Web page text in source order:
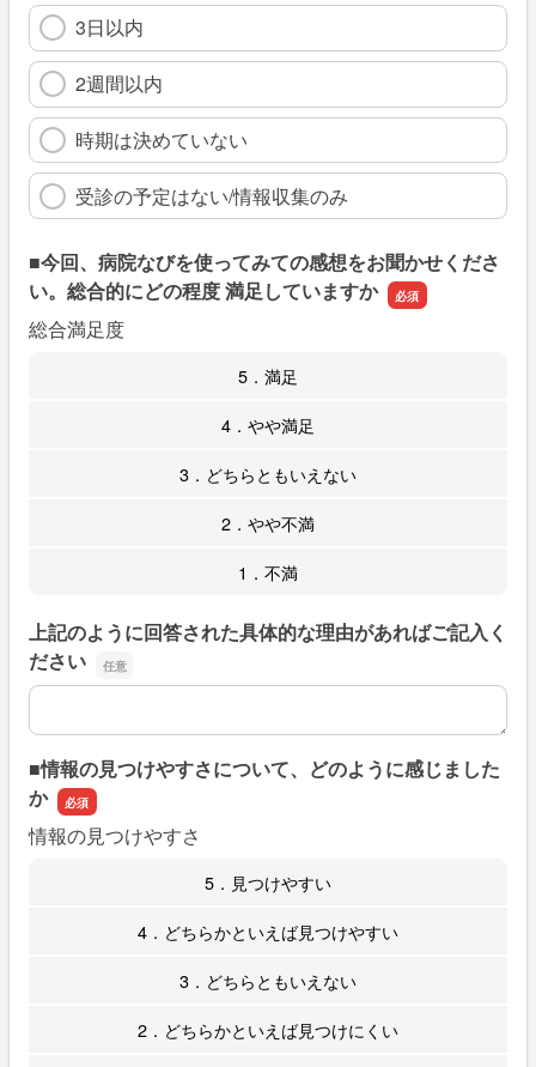
3日以内
2週間以内
時期は決めていない
受診の予定はない/情報収集のみ
■今回、病院なびを使ってみての感想をお聞かせくださ
い。総合的にどの程度 満足していますか
総合満足度
5．満足
4．やや満足
3．どちらともいえない
2．やや不満
1．不満
上記のように回答された具体的な理由があればご記入く
ださい
上記のように回答された具体的な理由があればご記入くだ
■情報の見つけやすさについて、どのように感じました
か
情報の見つけやすさ
5．見つけやすい
4．どちらかといえば見つけやすい
3．どちらともいえない
2．どちらかといえば見つけにくい